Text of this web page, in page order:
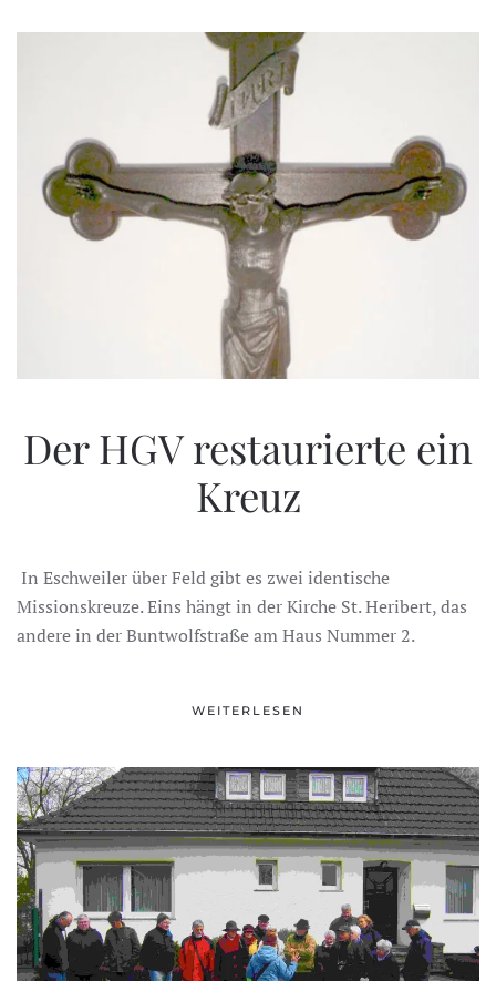
Der HGV restaurierte ein
Kreuz
In Eschweiler über Feld gibt es zwei identische
Missionskreuze. Eins hängt in der Kirche St. Heribert, das
andere in der Buntwolfstraße am Haus Nummer 2.
WEITERLESEN